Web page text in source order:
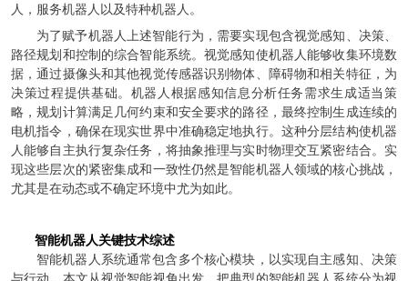
人，服务机器人以及特种机器人。
为了赋予机器人上述智能行为，需要实现包含视觉感知、决策、
路径规划和控制的综合智能系统。视觉感知使机器人能够收集环境数
据，通过摄像头和其他视觉传感器识别物体、障碍物和相关特征，为
决策过程提供基础。机器人根据感知信息分析任务需求生成适当策
略，规划计算满足几何约束和安全要求的路径，最终控制生成连续的
电机指令，确保在现实世界中准确稳定地执行。这种分层结构使机器
人能够自主执行复杂任务，将抽象推理与实时物理交互紧密结合。实
现这些层次的紧密集成和一致性仍然是智能机器人领域的核心挑战，
尤其是在动态或不确定环境中尤为如此。
智能机器人关键技术综述
智能机器人系统通常包含多个核心模块，以实现自主感知、决策